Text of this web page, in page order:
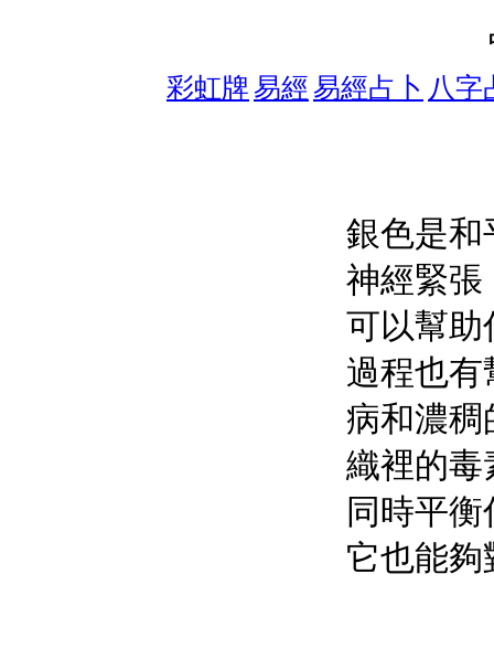
彩虹牌 易經 易經占卜 八字
銀色是和
神經緊張
可以幫助
過程也有
病和濃稠
織裡的毒
同時平
它也能夠